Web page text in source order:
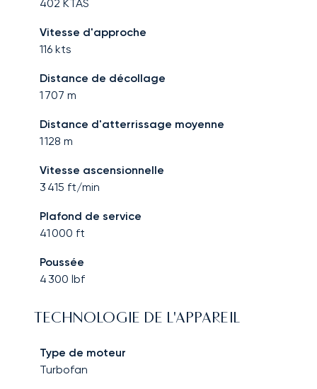
402 KTAS
Vitesse d'approche
116 kts
Distance de décollage
1 707 m
Distance d'atterrissage moyenne
1 128 m
Vitesse ascensionnelle
3 415 ft/min
Plafond de service
41 000 ft
Poussée
4 300 lbf
TECHNOLOGIE DE L'APPAREIL
Type de moteur
Turbofan